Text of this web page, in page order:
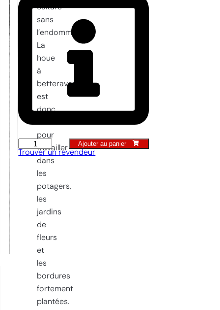
quantité
de
betterave
Ajouter au panier
Trouver un revendeur
culture
sans
l’endommager.
La
houe
à
betteraves
est
donc
pour
travailler
dans
les
potagers,
les
jardins
de
fleurs
et
les
bordures
fortement
plantées.